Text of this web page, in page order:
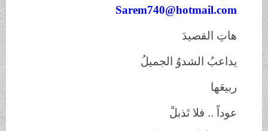
Sarem740@hotmail.com
هاتِ القصيدَ
يداعبُ الشدوُ الجميلُ
ربيعَها
عوداً .. فلا تَذبلْ